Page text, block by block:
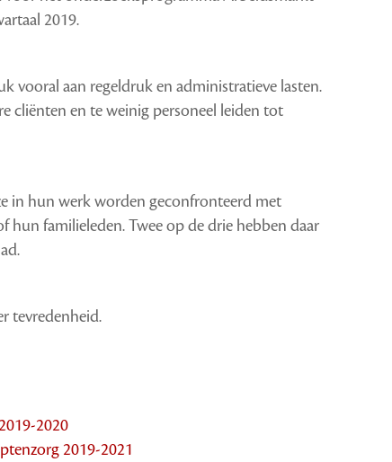
2019.
vooral aan regeldruk en administratieve lasten.
cliënten en te weinig personeel leiden tot
in hun werk worden geconfronteerd met
hun familieleden. Twee op de drie hebben daar
tevredenheid.
2020
2019-2021